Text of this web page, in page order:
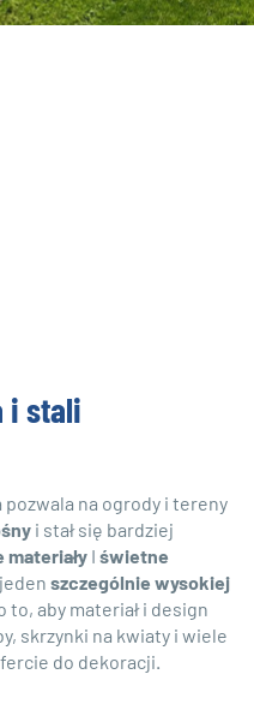
i stali
na ogrody i tereny
i stał się bardziej
materiały Iświetne
jedenszczególnie wysokiej
to, aby materiał i design
skrzynki na kwiaty i wiele
do dekoracji.